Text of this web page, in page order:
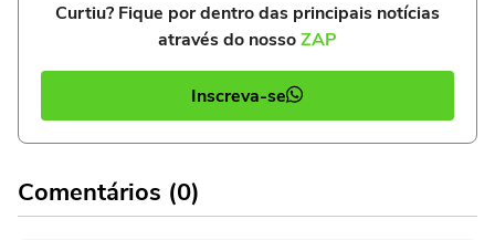
Curtiu? Fique por dentro das principais notícias
através do nossoZAP
Inscreva-se
Comentários (0)